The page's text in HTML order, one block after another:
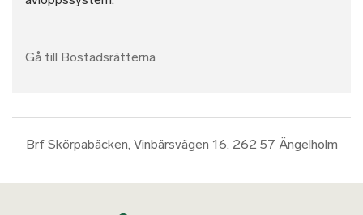
Gå till Bostadsrätterna
Brf Skörpabäcken, Vinbärsvägen 16, 262 57 Ängelholm